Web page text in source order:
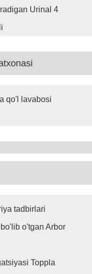
Urinal 4
qo'l lavabosi
tadbirlari
o'tgan Arbor
Toppla